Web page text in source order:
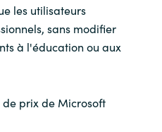
les utilisateurs
sans modifier
à l'éducation ou aux
prix de Microsoft